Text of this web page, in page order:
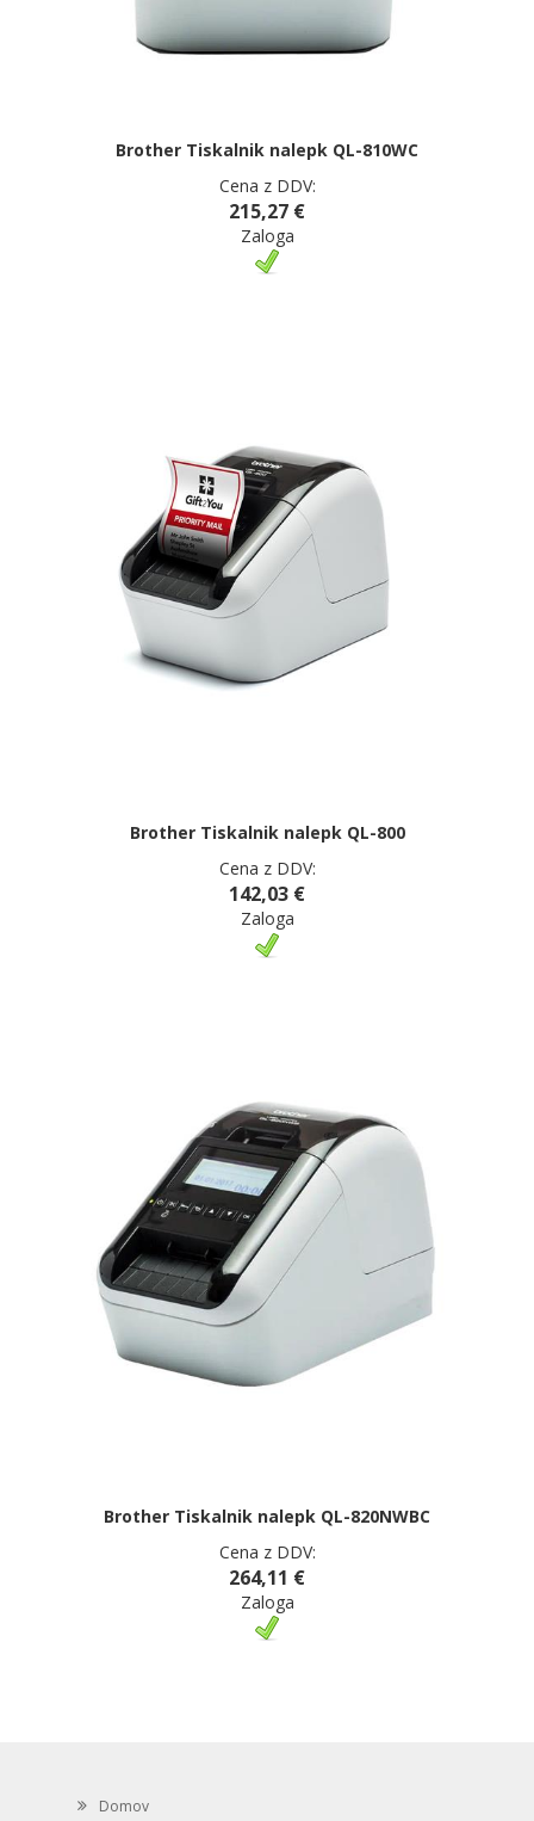
Brother Tiskalnik nalepk QL-810WC
Cena z DDV:
215,27 €
Zaloga
Brother Tiskalnik nalepk QL-800
Cena z DDV:
142,03 €
Zaloga
Brother Tiskalnik nalepk QL-820NWBC
Cena z DDV:
264,11 €
Zaloga
Domov